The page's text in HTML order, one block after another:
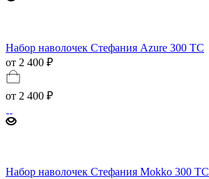
Набор наволочек Стефания Azure 300 ТС
от 2 400 ₽
от 2 400 ₽
Набор наволочек Стефания Mokko 300 ТС